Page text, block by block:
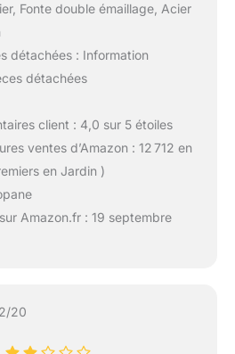
Fonte double émaillage, Acier
détachées : Information
détachées
client : 4,0 sur 5 étoiles
ventes d’Amazon : 12 712 en
en Jardin )
Amazon.fr : 19 septembre
20